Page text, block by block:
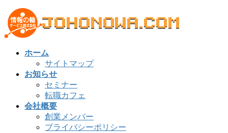
コ
ン
テ
ナ
ビ
ゲ
ホーム
サイトマップ
お知らせ
セミナー
転職カフェ
会社概要
創業メンバー
プライバシーポリシー